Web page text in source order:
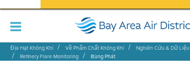
Địa Hạt Không Khí Về Phẩm Chất Không Khí
Nghiên Cứu & Dữ Liệu
Refinery Flare Monitoring
Bùng Phát